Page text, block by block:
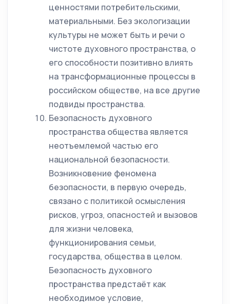
ценностями потребительскими,
материальными. Без экологизации
культуры не может быть и речи о
чистоте духовного пространства, о
его способности позитивно влиять
на трансформационные процессы в
российском обществе, на все другие
подвиды пространства.
Безопасность духовного
пространства общества является
неотъемлемой частью его
национальной безопасности.
Возникновение феномена
безопасности, в первую очередь,
связано с политикой осмысления
рисков, угроз, опасностей и вызовов
для жизни человека,
функционирования семьи,
государства, общества в целом.
Безопасность духовного
пространства предстаёт как
необходимое условие,